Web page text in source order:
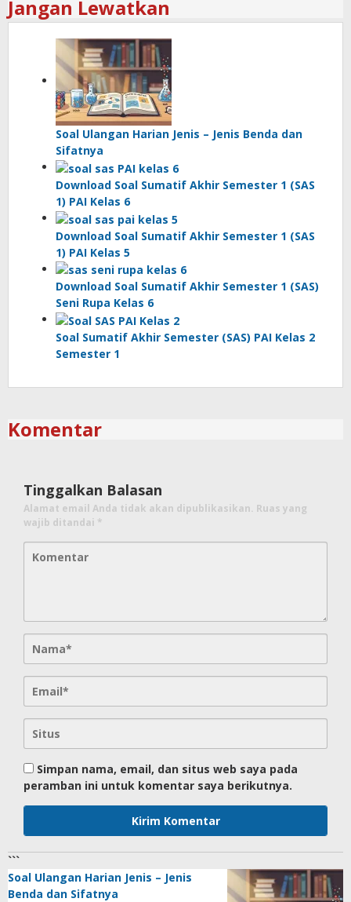
Jangan Lewatkan
Soal Ulangan Harian Jenis – Jenis Benda dan
Sifatnya
Download Soal Sumatif Akhir Semester 1 (SAS
1) PAI Kelas 6
Download Soal Sumatif Akhir Semester 1 (SAS
1) PAI Kelas 5
Download Soal Sumatif Akhir Semester 1 (SAS)
Seni Rupa Kelas 6
Soal Sumatif Akhir Semester (SAS) PAI Kelas 2
Semester 1
Komentar
Tinggalkan Balasan
Alamat email Anda tidak akan dipublikasikan. Ruas yang
wajib ditandai *
Simpan nama, email, dan situs web saya pada
peramban ini untuk komentar saya berikutnya.
```
Soal Ulangan Harian Jenis – Jenis
Benda dan Sifatnya